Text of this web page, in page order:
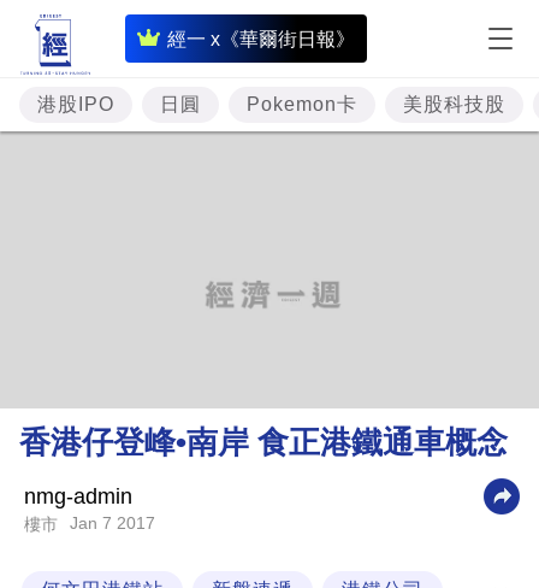
經一 x《華爾街日報》
即
時
財
經
理
財
業
港股IPO 日圓 Pokemon卡 美股科技股
香港仔登峰•南岸 食正港鐵通車概念
nmg-admin
樓市 Jan 7 2017